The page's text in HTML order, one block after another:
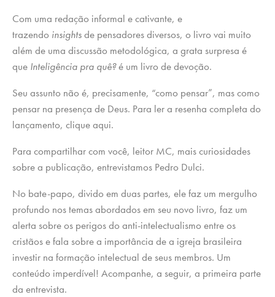
Com uma redação informal e cativante, e
trazendo insightsde pensadores diversos, o livro vai muito
além de uma discussão metodológica, a grata surpresa é
que Inteligência pra quê?é um livro de devoção.
Seu assunto não é, precisamente, “como pensar”, mas como
pensar na presença de Deus. Para ler a resenha completa do
lançamento, clique aqui.
Para compartilhar com você, leitor MC, mais curiosidades
sobre a publicação, entrevistamos Pedro Dulci.
No bate-papo, divido em duas partes, ele faz um mergulho
profundo nos temas abordados em seu novo livro, faz um
alerta sobre os perigos do anti-intelectualismo entre os
cristãos e fala sobre a importância de a igreja brasileira
investir na formação intelectual de seus membros. Um
conteúdo imperdível! Acompanhe, a seguir, a primeira parte
da entrevista.